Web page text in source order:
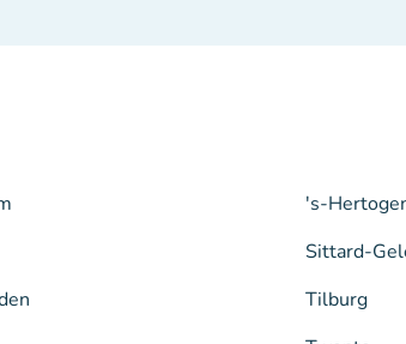
's-
Sittard-
Tilburg